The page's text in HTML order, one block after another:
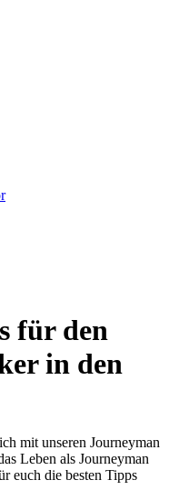
für den
in den
mit unseren Journeyman
Leben als Journeyman
euch die besten Tipps